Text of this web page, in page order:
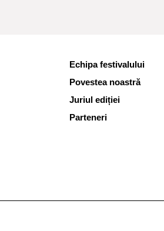
Echipa festivalului
Povestea noastră
Juriul ediției
Parteneri